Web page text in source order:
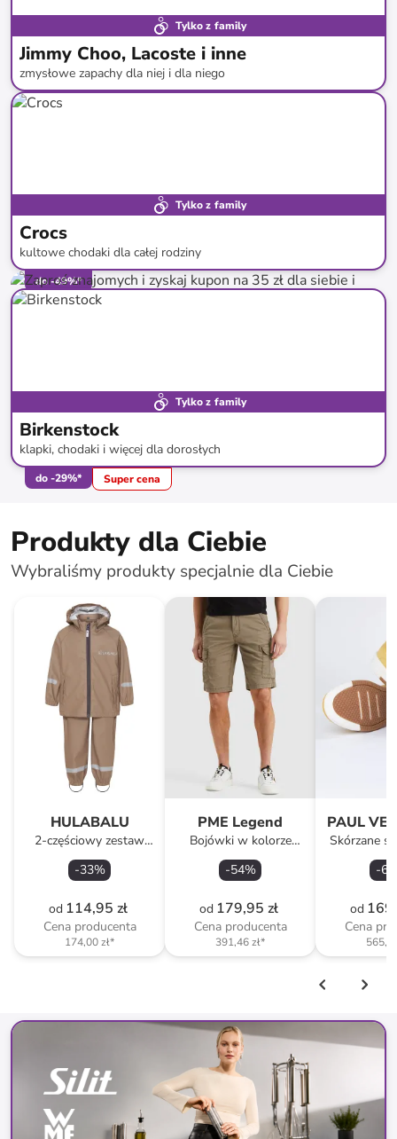
Tylko z family
Jimmy Choo, Lacoste i inne
zmysłowe zapachy dla niej i dla niego
do-77
Tylko z family
Crocs
kultowe chodaki dla całej rodziny
do-49%*
Tylko z family
Birkenstock
klapki, chodaki i więcej dla dorosłych
do-29%* Super cena
Produkty dla Ciebie
Wybraliśmy produkty specjalnie dla Ciebie
HULABALU
2-częściowy zestaw
przeciwdeszczowy
"Storm" w kolorze
-33%
od 114,95 zł
Cena producenta
174,00 zł*
PME Legend
Bojówki w kolorze
beżowym
-54%
od 179,95 zł
Cena producenta
391,46 zł*
PAUL
Skórzane
kolorze
-69
od
Cena